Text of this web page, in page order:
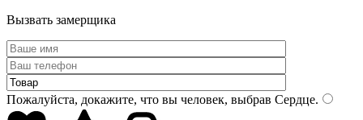
Вызвать замерщика
Пожалуйста, докажите, что вы человек, выбрав Сердце.